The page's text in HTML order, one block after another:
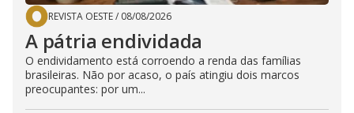
REVISTA OESTE/ 08/08/2026
A pátria endividada
O endividamento está corroendo a renda das famílias
brasileiras. Não por acaso, o país atingiu dois marcos
preocupantes: por um...